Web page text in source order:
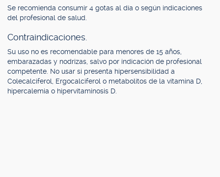
Se recomienda consumir 4 gotas al día o según indicaciones
del profesional de salud.
Contraindicaciones.
Su uso no es recomendable para menores de 15 años,
embarazadas y nodrizas, salvo por indicación de profesional
competente. No usar si presenta hipersensibilidad a
Colecalciferol, Ergocalciferol o metabolitos de la vitamina D,
hipercalemia o hipervitaminosis D.